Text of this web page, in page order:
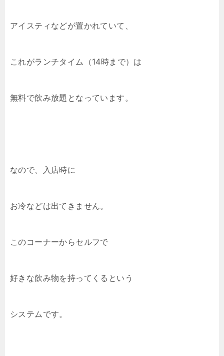
アイスティなどが置かれていて、
これがランチタイム（14時まで）は
無料で飲み放題となっています。
なので、入店時に
お冷などは出てきません。
このコーナーからセルフで
好きな飲み物を持ってくるという
システムです。